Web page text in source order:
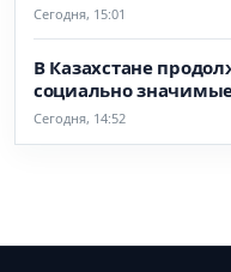
Сегодня, 15:01
В Казахстане
социально
Сегодня, 14:52